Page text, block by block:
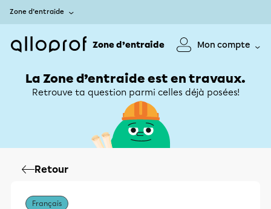
Zone d’entraide
Zone d’entraide Mon compte
La Zone d’entraide est en travaux.
Retrouve ta question parmi celles déjà posées!
Retour
Français